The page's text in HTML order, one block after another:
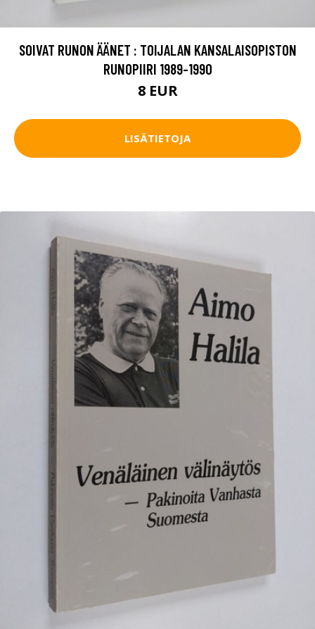
SOIVAT RUNON ÄÄNET : TOIJALAN KANSALAISOPISTON
RUNOPIIRI 1989-1990
8 EUR
LISÄTIETOJA